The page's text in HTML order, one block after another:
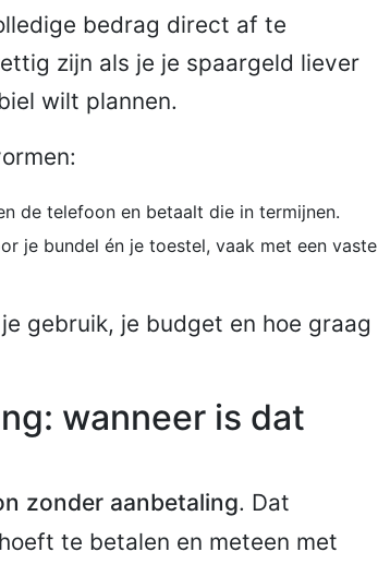
bedrag direct af te
zijn als je je spaargeld liever
wilt plannen.
de telefoon en betaalt die in termijnen.
je bundel én je toestel, vaak met een vaste
gebruik, je budget en hoe graag
wanneer is dat
zonder aanbetaling. Dat
te betalen en meteen met